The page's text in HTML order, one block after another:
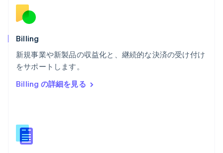
Billing
新規事業や新製品の収益化と、継続的な決済の受け付け
をサポートします。
Billing の詳細を見る
ベルギー
Nederlands
ポーランド
English
ポルトガル
Português English
English
Español
ラトビア